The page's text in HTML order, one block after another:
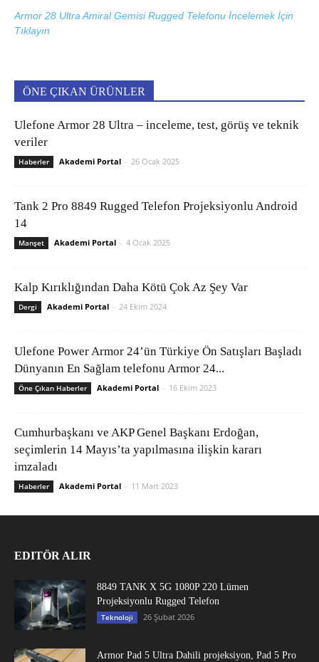
Armor 28 Ultra Amiral Gemisi Rugged Telefonu İncelemek İçin
Tıklayın
ÖNE ÇIKAN ÜRÜNLER
Ulefone Armor 28 Ultra – inceleme, test, görüş ve teknik
veriler
Haberler Akademi Portal - 26 Ocak 2025
Tank 2 Pro 8849 Rugged Telefon Projeksiyonlu Android
14
Manşet Akademi Portal - 4 Ocak 2025
Kalp Kırıklığından Daha Kötü Çok Az Şey Var
Dergi Akademi Portal - 24 Ekim 2024
Ulefone Power Armor 24’ün Türkiye Ön Satışları Başladı
Dünyanın En Sağlam telefonu Armor 24...
Öne Çıkan Haberler Akademi Portal - 16 Ekim 2023
Cumhurbaşkanı ve AKP Genel Başkanı Erdoğan,
seçimlerin 14 Mayıs’ta yapılmasına ilişkin kararı
imzaladı
Haberler Akademi Portal - 11 Mart 2023
EDITÖR ALIR
8849 TANK X 5G 1080P 220 Lümen
Projeksiyonlu Rugged Telefon
Teknoloji 26 Şubat 2026
Armor Pad 5 Ultra Dahili projeksiyon, Pad 5 Pro